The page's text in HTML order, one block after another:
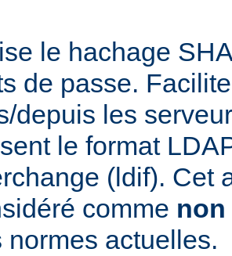
le hachage
de passe.
depuis les
le format
(ldif). Cet
comme
normes actuelles.